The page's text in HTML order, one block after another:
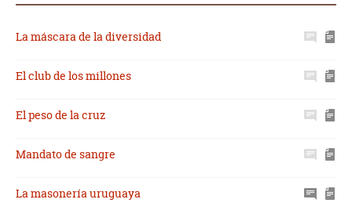
La máscara de la diversidad
El club de los millones
El peso de la cruz
Mandato de sangre
La masonería uruguaya